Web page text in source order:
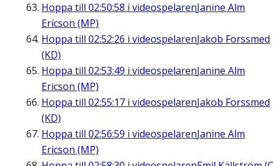
Hoppa till 02:50:58 i videospelarenJanine Alm
Ericson (MP)
Hoppa till 02:52:26 i videospelarenJakob Forssmed
(KD)
Hoppa till 02:53:49 i videospelarenJanine Alm
Ericson (MP)
Hoppa till 02:55:17 i videospelarenJakob Forssmed
(KD)
Hoppa till 02:56:59 i videospelarenJanine Alm
Ericson (MP)